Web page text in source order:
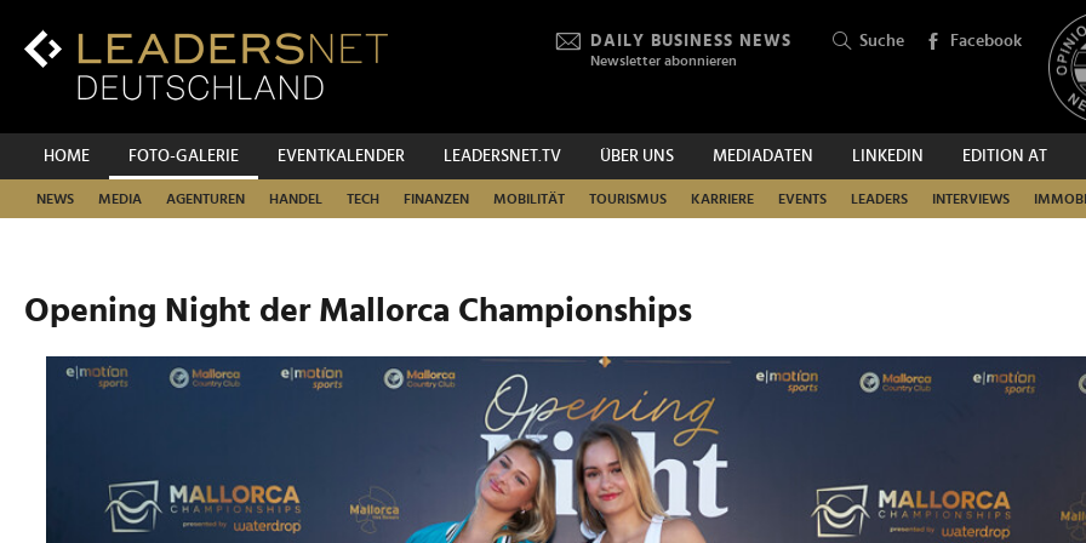
Inhalt
Hauptnavigation
DAILY BUSINESS NEWS
Newsletter abonnieren
Suche Facebook
HOME FOTO-GALERIE EVENTKALENDER LEADERSNET.TV ÜBER UNS MEDIADATEN LINKEDIN EDITION AT
NEWS MEDIA AGENTUREN HANDEL TECH FINANZEN MOBILITÄT TOURISMUS KARRIERE EVENTS LEADERS INTERVIEWS
SUCHEN
Opening Night der Mallorca Championships